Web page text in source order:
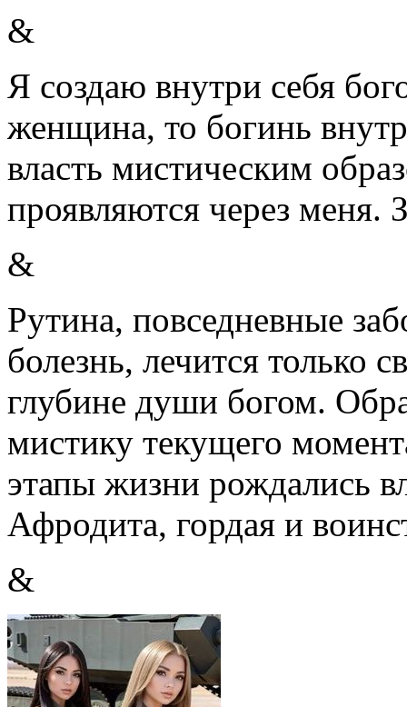
&
Я создаю внутри себя
женщина, то богинь
власть мистическим
проявляются через меня.
&
Рутина, повседневные
болезнь, лечится только
глубине души богом.
мистику текущего
этапы жизни рождались
Афродита, гордая и
&